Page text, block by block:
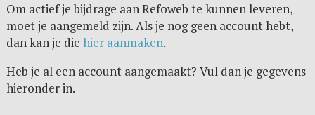
Om actief je bijdrage aan Refoweb te kunnen leveren,
moet je aangemeld zijn. Als je nog geen account hebt,
dan kan je die hier aanmaken.
Heb je al een account aangemaakt? Vul dan je gegevens
hieronder in.